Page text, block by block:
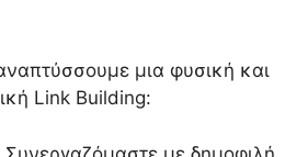
μια φυσική και
Link Building: